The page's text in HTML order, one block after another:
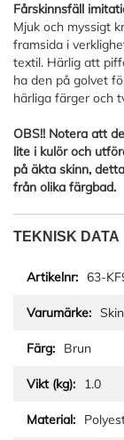
Fårskinnsfäll
Mjuk och myssigt
framsida i
textil. Härlig att
ha den på golvet
härliga färger och
OBS!! Notera att
lite i kulör och
på äkta skinn,
från olika färgbad.
TEKNISK DATA
63-
Brun
1.0